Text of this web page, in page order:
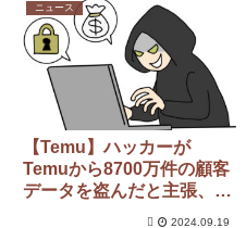
ニュース
【Temu】ハッカーが
Temuから8700万件の顧客
データを盗んだと主張、
2024.09.19